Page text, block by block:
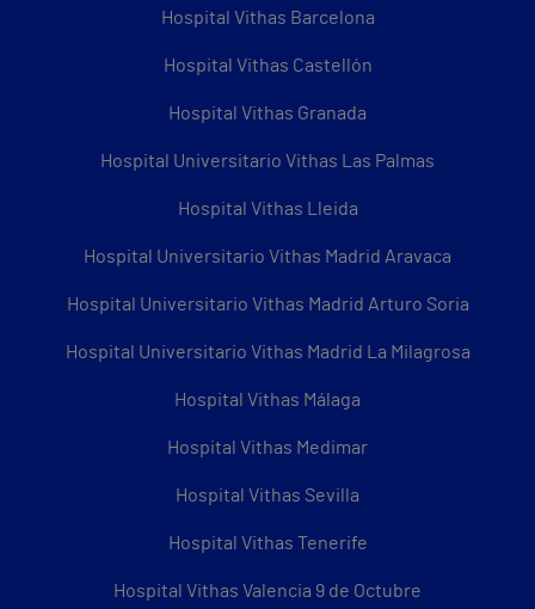
Hospital Vithas Barcelona
Hospital Vithas Castellón
Hospital Vithas Granada
Hospital Universitario Vithas Las Palmas
Hospital Vithas Lleida
Hospital Universitario Vithas Madrid Aravaca
Hospital Universitario Vithas Madrid Arturo Soria
Hospital Universitario Vithas Madrid La Milagrosa
Hospital Vithas Málaga
Hospital Vithas Medimar
Hospital Vithas Sevilla
Hospital Vithas Tenerife
Hospital Vithas Valencia 9 de Octubre